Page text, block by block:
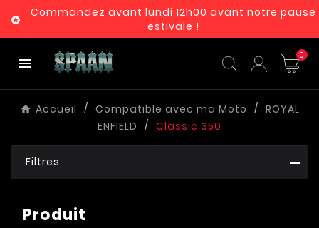

Commandez avant lundi 12h00 avant notre pause
estivale !
 0
Accueil Compatible avec ma Moto
ROYAL
ENFIELD
Classic 350
Filtres
Produit